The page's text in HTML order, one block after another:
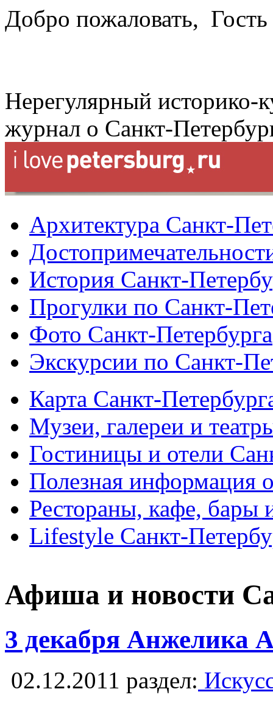
Добро пожаловать, Гость
Нерегулярный историко-
журнал о Санкт-
Архитектура Санкт-
История Санкт-
Прогулки по Санкт-
Фото Санкт-Петербурга
Экскурсии по Санкт-
Карта Санкт-
Музеи, галереи и
Гостиницы и отели
Полезная информация
Рестораны, кафе, бары
Lifestyle Санкт-
Афиша и новости
3 декабря Анжелика
02.12.2011 раздел: